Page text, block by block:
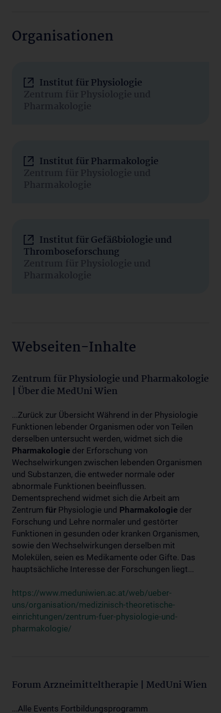
Organisationen
Institut für Physiologie
Zentrum für Physiologie und
Pharmakologie
Institut für Pharmakologie
Zentrum für Physiologie und
Pharmakologie
Institut für Gefäßbiologie und
Thromboseforschung
Zentrum für Physiologie und
Pharmakologie
Webseiten-Inhalte
Zentrum für Physiologie und Pharmakologie
| Über die MedUni Wien
...Zurück zur Übersicht Während in der Physiologie
Funktionen lebender Organismen oder von Teilen
derselben untersucht werden, widmet sich die
Pharmakologie der Erforschung von
Wechselwirkungen zwischen lebenden Organismen
und Substanzen, die entweder normale oder
abnormale Funktionen beeinflussen.
Dementsprechend widmet sich die Arbeit am
Zentrum für Physiologie und Pharmakologie der
Forschung und Lehre normaler und gestörter
Funktionen in gesunden oder kranken Organismen,
sowie den Wechselwirkungen derselben mit
Molekülen, seien es Medikamente oder Gifte. Das
hauptsächliche Interesse der Forschungen liegt...
https://www.meduniwien.ac.at/web/ueber-
uns/organisation/medizinisch-theoretische-
einrichtungen/zentrum-fuer-physiologie-und-
pharmakologie/
Forum Arzneimitteltherapie | MedUni Wien
...Alle Events Fortbildungsprogramm